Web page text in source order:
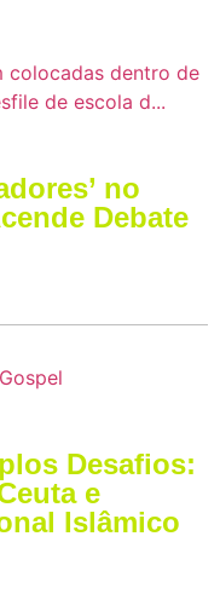
no
Debate
Desafios:
e
Islâmico